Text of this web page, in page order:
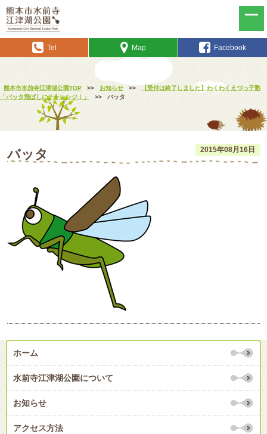
Tel Map Facebook
熊本市水前寺江津湖公園TOP >> お知らせ >>
【受付は終了しました】わくわくえづっ子塾
「バッタ飛ばしにチャレンジ！」
>> バッタ
2015年08月16日
バッタ
ホーム
水前寺江津湖公園について
お知らせ
アクセス方法